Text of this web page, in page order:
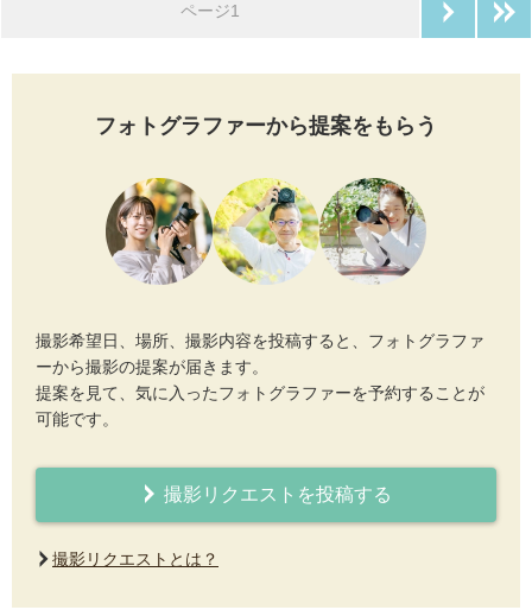
ページ1
フォトグラファーから提案をもらう
撮影希望日、場所、撮影内容を投稿すると、フォトグラファ
ーから撮影の提案が届きます。
提案を見て、気に入ったフォトグラファーを予約することが
可能です。
撮影リクエストを投稿する
撮影リクエストとは？